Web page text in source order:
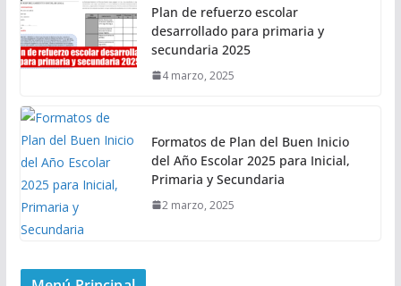
Plan de refuerzo escolar
desarrollado para primaria y
secundaria 2025
4 marzo, 2025
Formatos de Plan del Buen Inicio
del Año Escolar 2025 para Inicial,
Primaria y Secundaria
2 marzo, 2025